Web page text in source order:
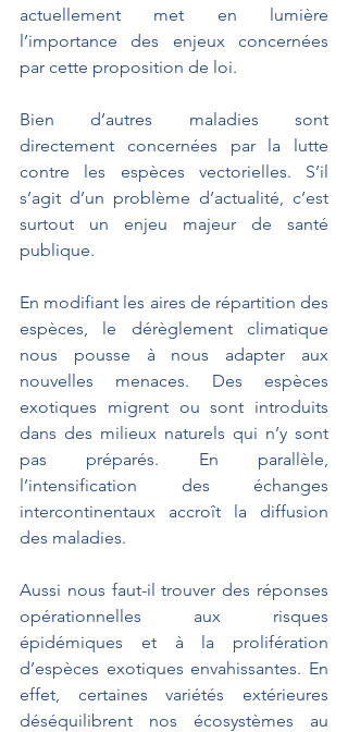
actuellement met en lumière
l’importance des enjeux concernées
par cette proposition de loi.
Bien d’autres maladies sont
directement concernées par la lutte
contre les espèces vectorielles. S’il
s’agit d’un problème d’actualité, c’est
surtout un enjeu majeur de santé
publique.
En modifiant les aires de répartition des
espèces, le dérèglement climatique
nous pousse à nous adapter aux
nouvelles menaces. Des espèces
exotiques migrent ou sont introduits
dans des milieux naturels qui n’y sont
pas préparés. En parallèle,
l’intensification des échanges
intercontinentaux accroît la diffusion
des maladies.
Aussi nous faut-il trouver des réponses
opérationnelles aux risques
épidémiques et à la prolifération
d’espèces exotiques envahissantes. En
effet, certaines variétés extérieures
déséquilibrent nos écosystèmes au